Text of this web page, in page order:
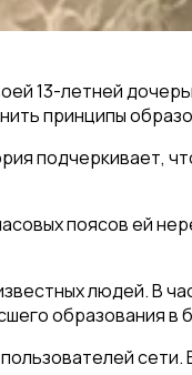
13-летней
принципы
подчеркивает,
поясов ей
людей. В
образования